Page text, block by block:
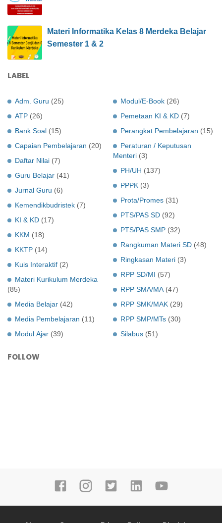
Materi Informatika Kelas 8 Merdeka Belajar
Semester 1 & 2
LABEL
Adm. Guru (25)
ATP (26)
Bank Soal (15)
Capaian Pembelajaran (20)
Daftar Nilai (7)
Guru Belajar (41)
Jurnal Guru (6)
Kemendikbudristek (7)
KI & KD (17)
KKM (18)
KKTP (14)
Kuis Interaktif (2)
Materi Kurikulum Merdeka
(85)
Media Belajar (42)
Media Pembelajaran (11)
Modul Ajar (39)
Modul/E-Book (26)
Pemetaan KI & KD (7)
Perangkat Pembelajaran (15)
Peraturan / Keputusan
Menteri (3)
PH/UH (137)
PPPK (3)
Prota/Promes (31)
PTS/PAS SD (92)
PTS/PAS SMP (32)
Rangkuman Materi SD (48)
Ringkasan Materi (3)
RPP SD/MI (57)
RPP SMA/MA (47)
RPP SMK/MAK (29)
RPP SMP/MTs (30)
Silabus (51)
FOLLOW